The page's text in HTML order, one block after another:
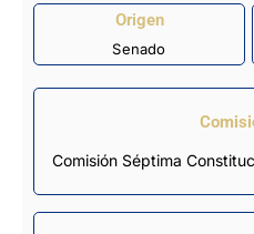
Origen
Senado
Comisión Séptima